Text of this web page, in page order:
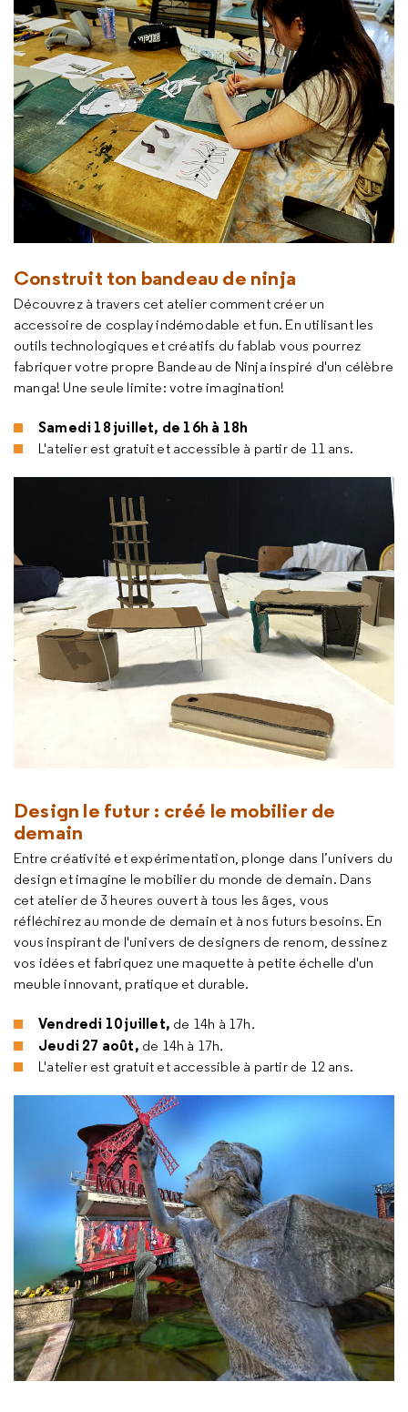
Construit ton bandeau de ninja
Découvrez à travers cet atelier comment créer un
accessoire de cosplay indémodable et fun. En utilisant les
outils technologiques et créatifs du fablab vous pourrez
fabriquer votre propre Bandeau de Ninja inspiré d'un célèbre
manga! Une seule limite: votre imagination!
Samedi 18 juillet, de 16h à 18h
L'atelier est gratuit et accessible à partir de 11 ans.
Design le futur : créé le mobilier de
demain
Entre créativité et expérimentation, plonge dans l’univers du
design et imagine le mobilier du monde de demain. Dans
cet atelier de 3 heures ouvert à tous les âges, vous
réfléchirez au monde de demain et à nos futurs besoins. En
vous inspirant de l'univers de designers de renom, dessinez
vos idées et fabriquez une maquette à petite échelle d'un
meuble innovant, pratique et durable.
Vendredi 10 juillet, de 14h à 17h.
Jeudi 27 août, de 14h à 17h.
L'atelier est gratuit et accessible à partir de 12 ans.